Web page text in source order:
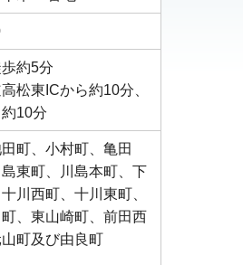
約5分
松東ICから約10分、
10分
町、小村町、亀田
東町、川島本町、下
川西町、十川東町、
、東山崎町、前田西
町及び由良町